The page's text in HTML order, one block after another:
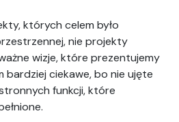
których celem było
nie projekty
wizje, które prezentujemy
bardziej ciekawe, bo nie ujęte
funkcji, które